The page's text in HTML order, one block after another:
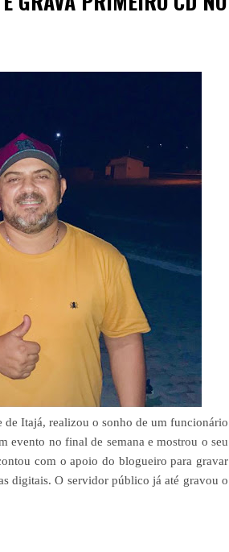
Itajá, realizou o sonho de um funcionário
evento no final de semana e mostrou o seu
com o apoio do blogueiro para gravar
digitais. O servidor público já até gravou o